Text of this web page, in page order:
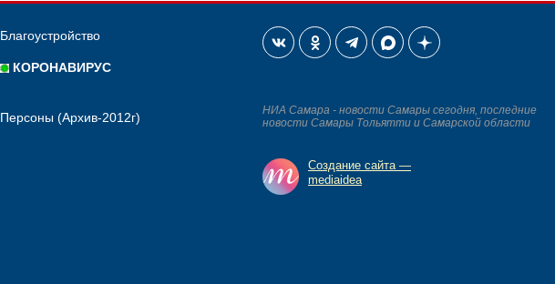
Благоустройство
КОРОНАВИРУС
Персоны (Архив-2012г)
НИА Самара - новости Самары сегодня, последние
новости Самары Тольятти и Самарской области
Создание сайта —
mediaidea